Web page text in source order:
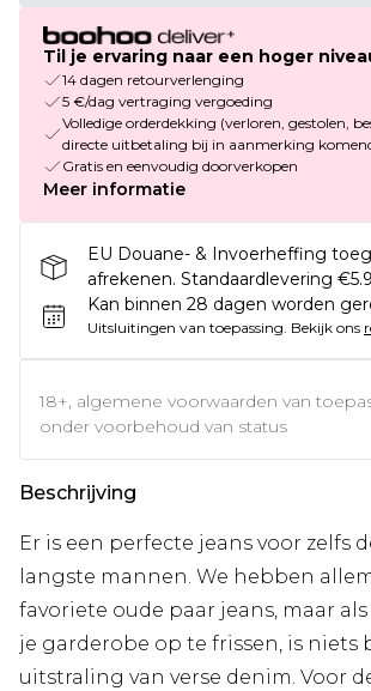
Til je ervaring naar een hoger
14 dagen retourverlenging
5 €/dag vertraging vergoeding
Volledige orderdekking (verloren, gestolen,
directe uitbetaling bij in aanmerking
Gratis en eenvoudig doorverkopen
Meer informatie
EU Douane- & Invoerheffing
afrekenen. Standaardlevering
Kan binnen 28 dagen worden
Uitsluitingen van toepassing. Bekijk ons
18+, algemene voorwaarden van
onder voorbehoud van status
Beschrijving
Er is een perfecte jeans voor zelfs
langste mannen. We hebben
favoriete oude paar jeans, maar
je garderobe op te frissen, is niets
uitstraling van verse denim. Voor